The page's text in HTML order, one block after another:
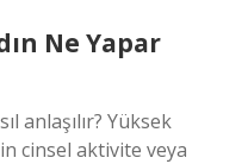
Ne Yapar
anlaşılır? Yüksek
cinsel aktivite veya